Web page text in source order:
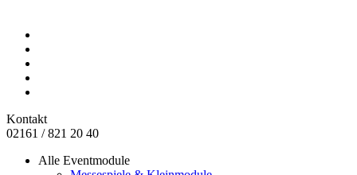
Kontakt
02161 / 821 20 40
Alle Eventmodule